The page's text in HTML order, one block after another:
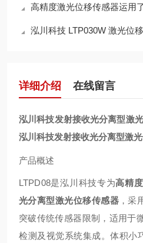
高精度激光位移传感器运用
泓川科技 LTP030W 激光位移传感器
详细介绍 在线留言
泓川科技发射接收光分离型激
泓川科技发射接收光分离型激
产品概述
LTPD08是泓川科技专为高精
光分离型激光位移传感器，采
突破传统传感器限制，适用于
检测及视觉系统集成。体积小